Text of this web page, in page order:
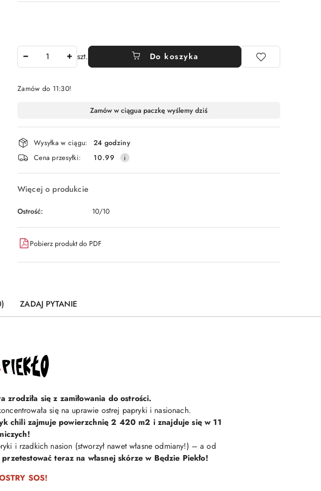
szt. Do koszyka
Zamów do 11:30!
i
dostawa
Zamów w ciągua paczkę wyślemy dziś
Wysyłka w ciągu:
24 godziny
Cena przesyłki:
10.99
Więcej o produkcie
Ostrość: 10/10
Pobierz produkt do PDF
ZADAJ PYTANIE
się z zamiłowania do ostrości.
się na uprawie ostrej papryki i nasionach.
chili zajmuje powierzchnię 2 420 m2 i znajduje się w 11
i rzadkich nasion (stworzył nawet własne odmiany!) – a od
teraz na własnej skórze w Będzie Piekło!
SOS!